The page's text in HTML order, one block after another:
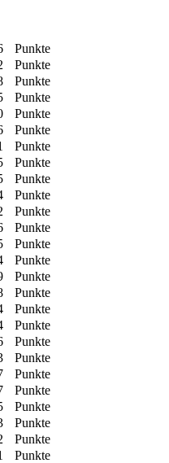
Punkte
Punkte
Punkte
Punkte
Punkte
Punkte
Punkte
Punkte
Punkte
Punkte
Punkte
Punkte
Punkte
Punkte
Punkte
Punkte
Punkte
Punkte
Punkte
Punkte
Punkte
Punkte
Punkte
Punkte
Punkte
Punkte